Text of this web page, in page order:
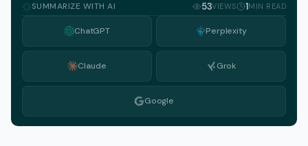
SUMMARIZE WITH AI 53VIEWS 1MIN READ
ChatGPT Perplexity
Claude Grok
Google